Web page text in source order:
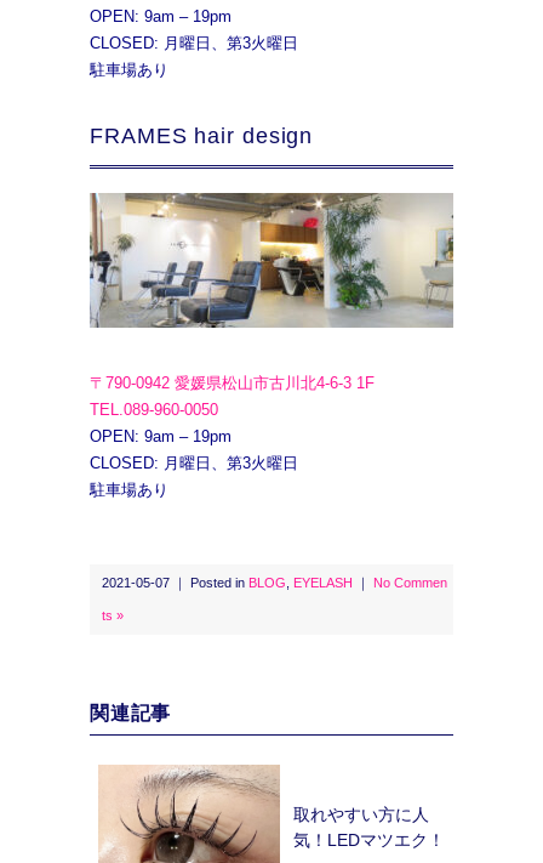
OPEN: 9am – 19pm
CLOSED: 月曜日、第3火曜日
駐車場あり
FRAMES hair design
〒790-0942 愛媛県松山市古川北4-6-3 1F
TEL.089-960-0050
OPEN: 9am – 19pm
CLOSED: 月曜日、第3火曜日
駐車場あり
2021-05-07 ｜ Posted in BLOG EYELASH ｜ No Commen
ts »
関連記事
取れやすい方に人
気！LEDマツエク！